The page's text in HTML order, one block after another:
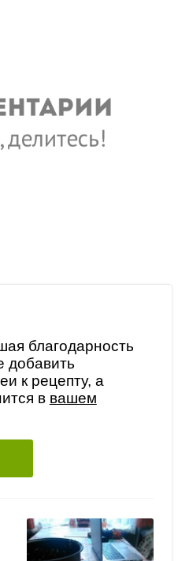
благодарность
добавить
к рецепту, а
в вашем